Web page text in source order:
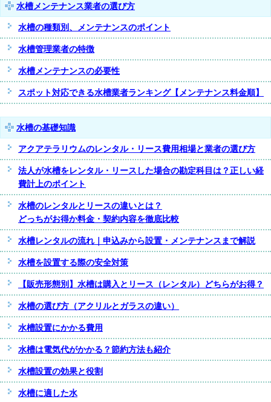
水槽メンテナンス業者の選び方
水槽の種類別、メンテナンスのポイント
水槽管理業者の特徴
水槽メンテナンスの必要性
スポット対応できる水槽業者ランキング【メンテナンス料金順】
水槽の基礎知識
アクアテラリウムのレンタル・リース費用相場と業者の選び方
法人が水槽をレンタル・リースした場合の勘定科目は？正しい経
費計上のポイント
水槽のレンタルとリースの違いとは？
どっちがお得か料金・契約内容を徹底比較
水槽レンタルの流れ｜申込みから設置・メンテナンスまで解説
水槽を設置する際の安全対策
【販売形態別】水槽は購入とリース（レンタル）どちらがお得？
水槽の選び方（アクリルとガラスの違い）
水槽設置にかかる費用
水槽は電気代がかかる？節約方法も紹介
水槽設置の効果と役割
水槽に適した水